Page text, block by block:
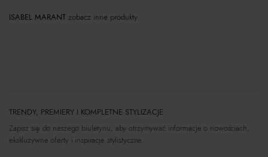
ISABEL MARANT zobacz inne produkty
TRENDY, PREMIERY I KOMPLETNE STYLIZACJE
Zapisz się do naszego biuletynu, aby otrzymywać informacje o nowościach,
ekskluzywne oferty i inspiracje stylistyczne.